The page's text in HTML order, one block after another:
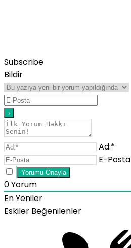
Subscribe
Bildir
Ad:*
E-Posta
0Yorum
En Yeniler
Eskiler Beğenilenler